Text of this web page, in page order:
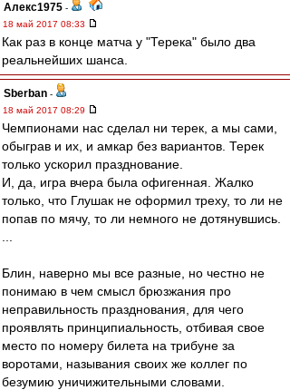
Алекс1975 -
18 май 2017 08:33
Как раз в конце матча у "Терека" было два
реальнейших шанса.
Sberban -
18 май 2017 08:29
Чемпионами нас сделал ни терек, а мы сами,
обыграв и их, и амкар без вариантов. Терек
только ускорил празднование.
И, да, игра вчера была офигенная. Жалко
только, что Глушак не оформил треху, то ли не
попав по мячу, то ли немного не дотянувшись.
Блин, наверно мы все разные, но честно не
понимаю в чем смысл брюзжания про
неправильность празднования, для чего
проявлять принципиальность, отбивая свое
место по номеру билета на трибуне за
воротами, называния своих же коллег по
безумию уничижительными словами.